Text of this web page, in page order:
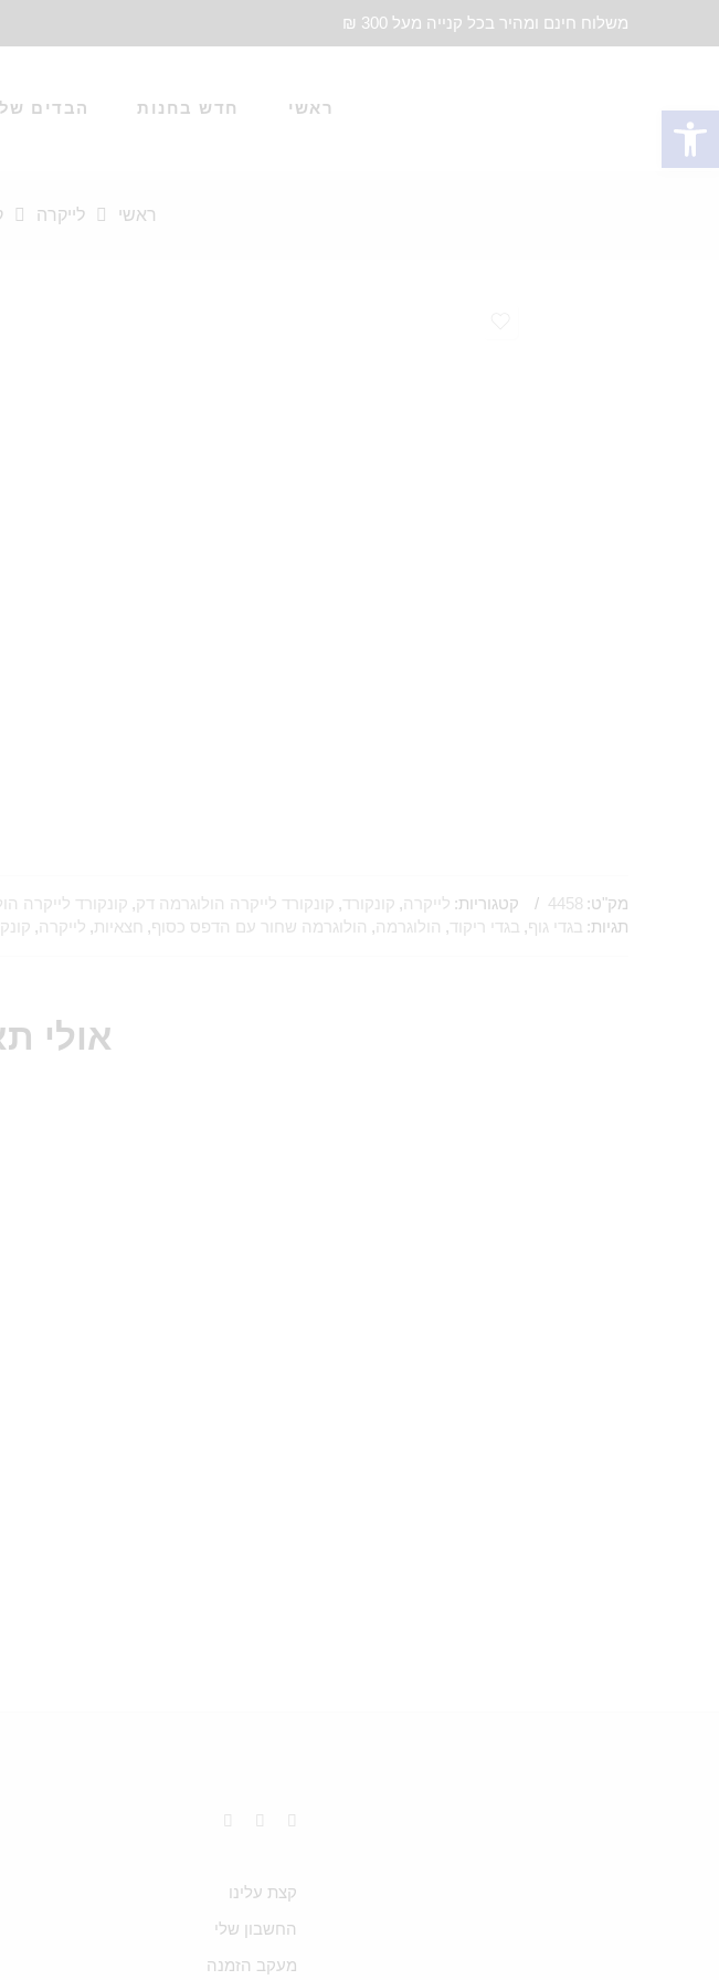
פתח סרגל נגישות
משלוח חינם ומהיר בכל קנייה מעל 300 ₪
ראשי חדש בחנות הבדים
ראשי לייקרה
מק"ט: 4458 קטגוריות: לייקרה, קונקורד, קונקורד לייקרה הולוגרמה דק, קונקורד לייקרה
תגיות: בגדי גוף, בגדי ריקוד, הולוגרמה, הולוגרמה שחור עם הדפס כסוף, חצאיות, לייקרה,
אולי
קצת עלינו
החשבון שלי
מעקב הזמנה